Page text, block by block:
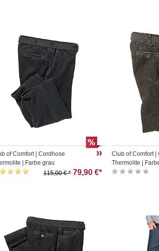
of Comfort | Cordhose
| Farbe grau
115,00 € *79,90 €*
Club of Comfort |
Thermolite |